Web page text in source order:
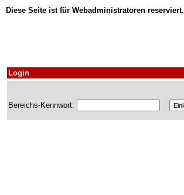
Diese Seite ist für Webadministratoren reserviert.
Login
Bereichs-Kennwort: